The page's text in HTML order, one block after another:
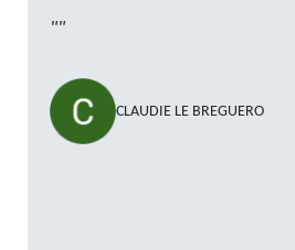
""
CLAUDIE LE BREGUERO